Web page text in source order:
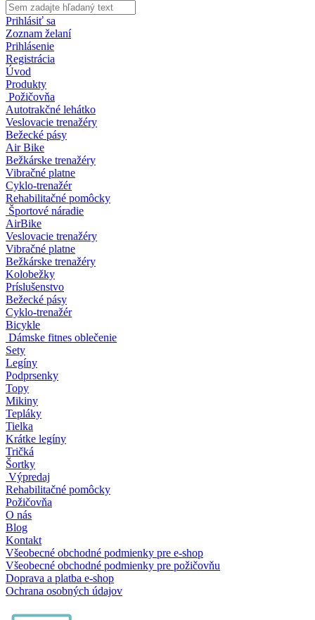
Prihlásiť sa
Zoznam želaní
Prihlásenie
Registrácia
Úvod
Produkty
Požičovňa
Autotrakčné lehátko
Veslovacie trenažéry
Bežecké pásy
Air Bike
Bežkárske trenažéry
Vibračné platne
Cyklo-trenažér
Rehabilitačné pomôcky
Športové náradie
AirBike
Veslovacie trenažéry
Vibračné platne
Bežkárske trenažéry
Kolobežky
Príslušenstvo
Bežecké pásy
Cyklo-trenažér
Bicykle
Dámske fitnes oblečenie
Sety
Legíny
Podprsenky
Topy
Mikiny
Tepláky
Tielka
Krátke legíny
Tričká
Šortky
Výpredaj
Rehabilitačné pomôcky
Požičovňa
O nás
Blog
Kontakt
Všeobecné obchodné podmienky pre e-shop
Všeobecné obchodné podmienky pre požičovňu
Doprava a platba e-shop
Ochrana osobných údajov